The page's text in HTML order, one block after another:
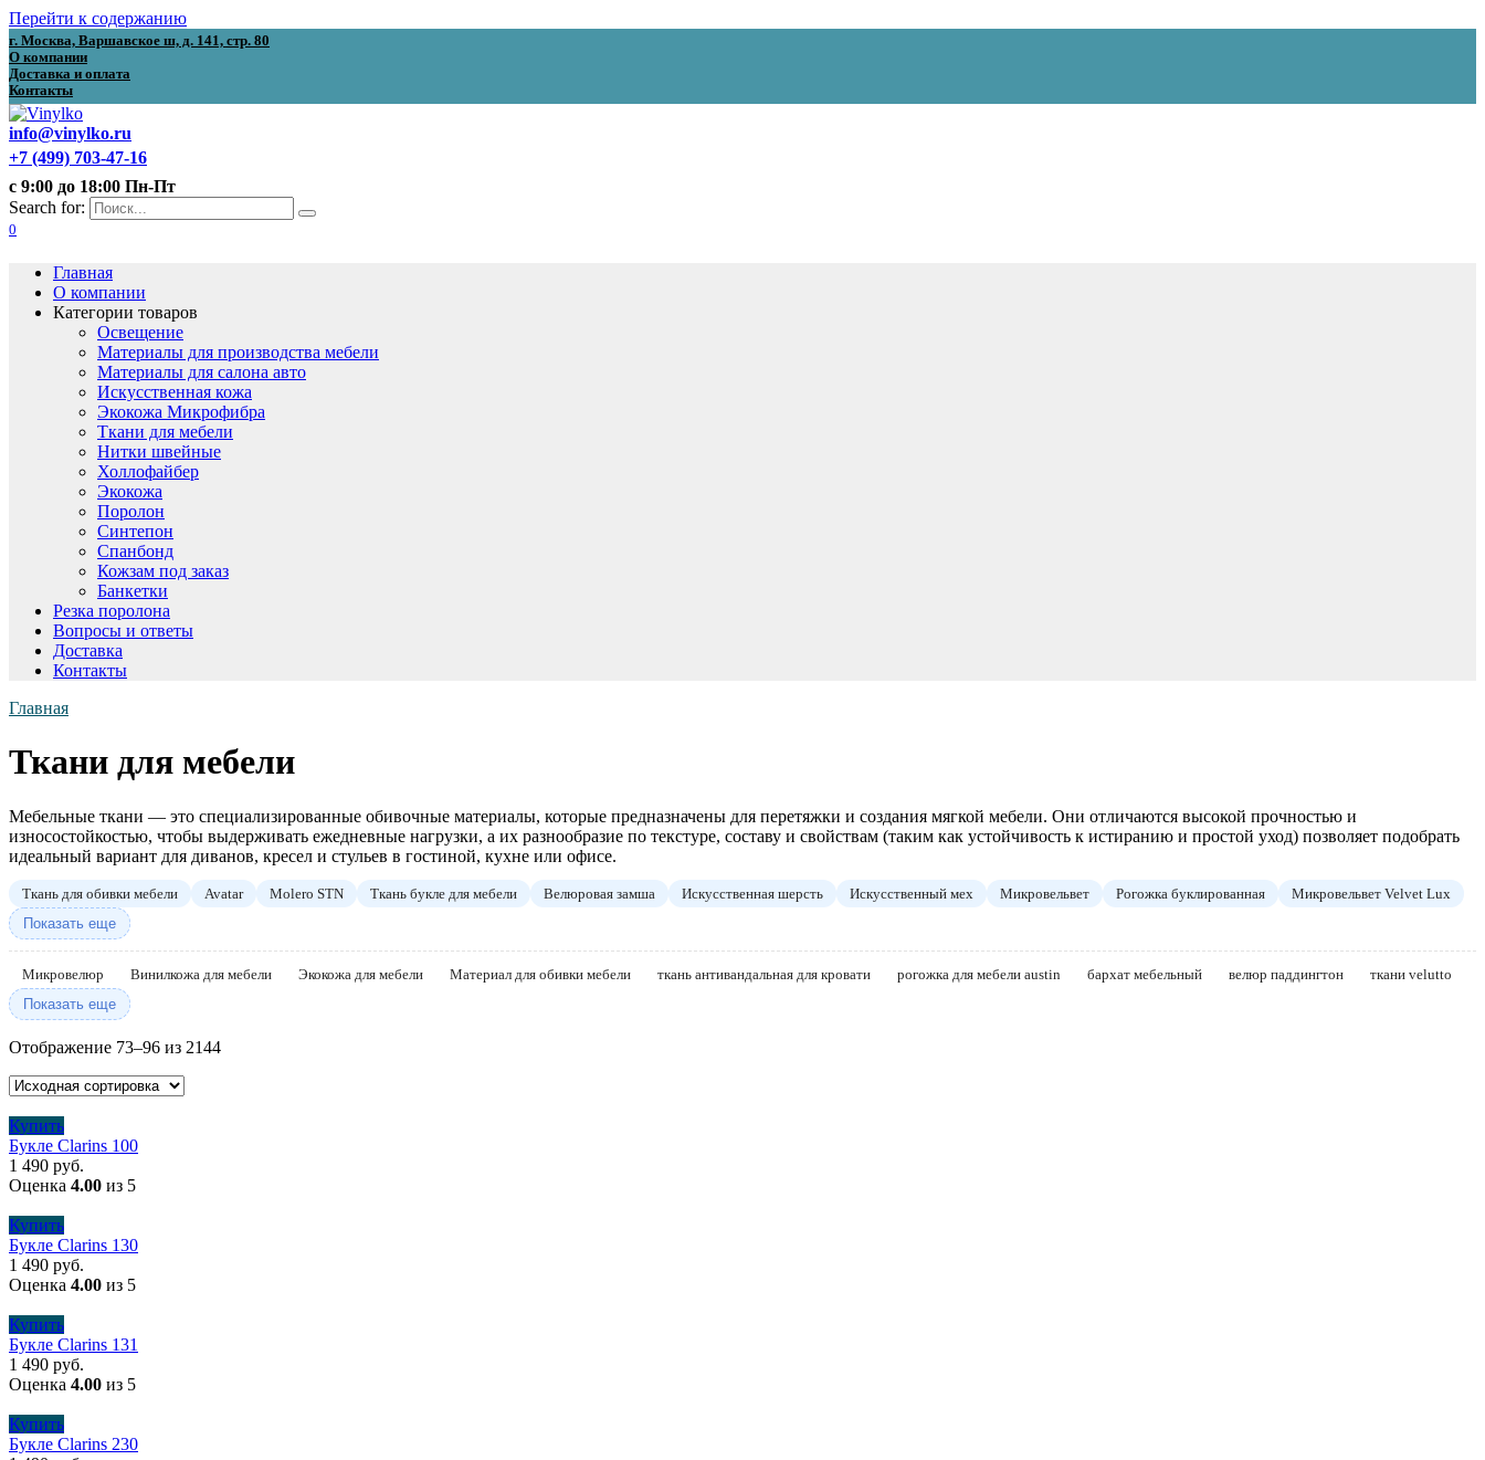
Перейти к содержанию
г. Москва, Варшавское ш, д. 141, стр. 80
О компании
Доставка и оплата
Контакты
info@vinylko.ru
+7 (499) 703-47-16
с 9:00 до 18:00 Пн-Пт
Search for:
0
Главная
О компании
Категории товаров
Освещение
Материалы для производства мебели
Материалы для салона авто
Искусственная кожа
Экокожа Микрофибра
Ткани для мебели
Нитки швейные
Холлофайбер
Экокожа
Поролон
Синтепон
Спанбонд
Кожзам под заказ
Банкетки
Резка поролона
Вопросы и ответы
Доставка
Контакты
Главная
Ткани для мебели
Мебельные ткани — это специализированные обивочные материалы, которые предназначены для перетяжки и создания мягкой мебели. Они отличаются высокой прочностью и
износостойкостью, чтобы выдерживать ежедневные нагрузки, а их разнообразие по текстуре, составу и свойствам (таким как устойчивость к истиранию и простой уход) позволяет подобрать
идеальный вариант для диванов, кресел и стульев в гостиной, кухне или офисе.
Ткань для обивки мебели Avatar Molero STN Ткань букле для мебели Велюровая замша Искусственная шерсть Искусственный мех Микровельвет Рогожка буклированная
Микровельвет Velvet Lux
Показать еще
Микровелюр Винилкожа для мебели Экокожа для мебели Материал для обивки мебели ткань антивандальная для кровати рогожка для мебели austin бархат мебельный велюр паддингтон
ткани velutto
Показать еще
Отображение 73–96 из 2144
Купить
Букле Clarins 100
1 490 руб.
Оценка 4.00 из 5
Купить
Букле Clarins 130
1 490 руб.
Оценка 4.00 из 5
Купить
Букле Clarins 131
1 490 руб.
Оценка 4.00 из 5
Купить
Букле Clarins 230